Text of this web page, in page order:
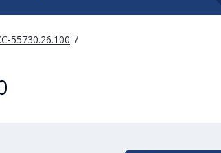
55730.26.100